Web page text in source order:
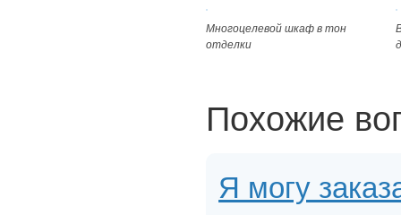
Многоцелевой шкаф в тон
отделки
Похожие
Я могу